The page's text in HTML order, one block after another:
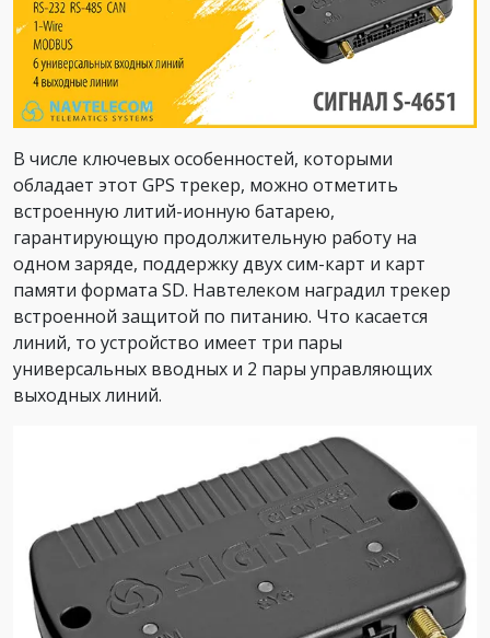
В числе ключевых особенностей, которыми
обладает этот GPS трекер, можно отметить
встроенную литий-ионную батарею,
гарантирующую продолжительную работу на
одном заряде, поддержку двух сим-карт и карт
памяти формата SD. Навтелеком наградил трекер
встроенной защитой по питанию. Что касается
линий, то устройство имеет три пары
универсальных вводных и 2 пары управляющих
выходных линий.